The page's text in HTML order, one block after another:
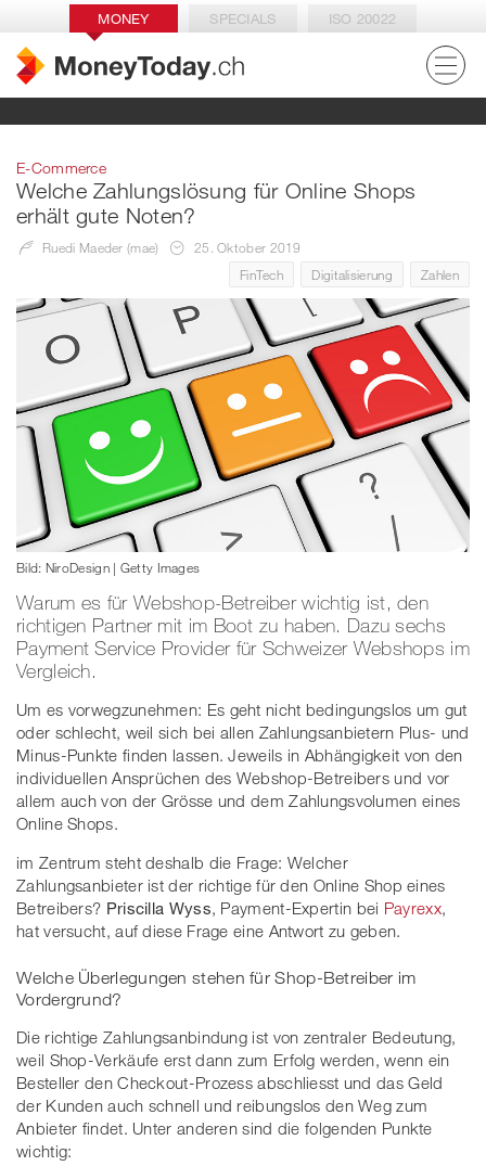
MONEY SPECIALS ISO 20022
E-Commerce
Welche Zahlungslösung für Online Shops
erhält gute Noten?
Ruedi Maeder (mae)
25. Oktober 2019
FinTech
Digitalisierung Zahlen
Bild: NiroDesign | Getty Images
Warum es für Webshop-Betreiber wichtig ist, den
richtigen Partner mit im Boot zu haben. Dazu sechs
Payment Service Provider für Schweizer Webshops im
Vergleich.
Um es vorwegzunehmen: Es geht nicht bedingungslos um gut
oder schlecht, weil sich bei allen Zahlungsanbietern Plus- und
Minus-Punkte finden lassen. Jeweils in Abhängigkeit von den
individuellen Ansprüchen des Webshop-Betreibers und vor
allem auch von der Grösse und dem Zahlungsvolumen eines
Online Shops.
im Zentrum steht deshalb die Frage: Welcher
Zahlungsanbieter ist der richtige für den Online Shop eines
Betreibers? Priscilla Wyss , Payment-Expertin bei Payrexx,
hat versucht, auf diese Frage eine Antwort zu geben.
Welche Überlegungen stehen für Shop-Betreiber im
Vordergrund?
Die richtige Zahlungsanbindung ist von zentraler Bedeutung,
weil Shop-Verkäufe erst dann zum Erfolg werden, wenn ein
Besteller den Checkout-Prozess abschliesst und das Geld
der Kunden auch schnell und reibungslos den Weg zum
Anbieter findet. Unter anderen sind die folgenden Punkte
wichtig: